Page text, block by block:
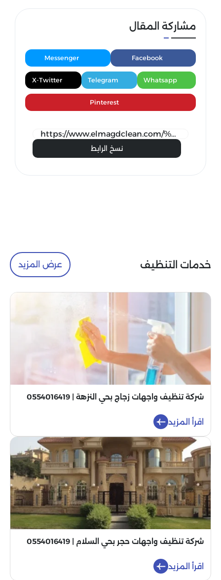
مشاركة المقال
Facebook
Messenger
Whatsapp
Telegram
X-Twitter
Pinterest
نسخ الرابط
خدمات التنظيف عرض المزيد
شركة تنظيف واجهات زجاج بحي النزهة | 0554016419
اقرأ المزيد
شركة تنظيف واجهات حجر بحي السلام | 0554016419
اقرأ المزيد